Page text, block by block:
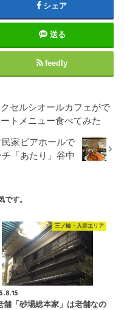
シェア
送る
feedly
セルシオールカフェがで
トメニュー食べてみた
家ビアホールで
「あたり」谷中
です。
三ノ輪・入谷エリア
舗「砂場総本家」は老舗なの